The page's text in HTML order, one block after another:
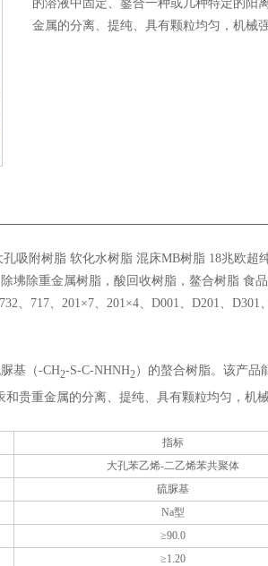
的溶液中固定、鏊合一种或几种特定的阳
金属的分离、提纯、具有颗粒均匀，机械
吸附树脂 软化水树脂 混床MB树脂 18兆欧超
坲除重金属树脂，酸回收树脂，鳌合树脂 食
717、201×7、201×4、D001、D201、D301
基（-CH2-S-C-NHNH2）的螯合树脂。该产品
贵重金属的分离、提纯、具有颗粒均匀，机械
指标
大孔苯乙烯-二乙烯苯共聚体
硫脲基
Na型
≥90.0
≥1.20